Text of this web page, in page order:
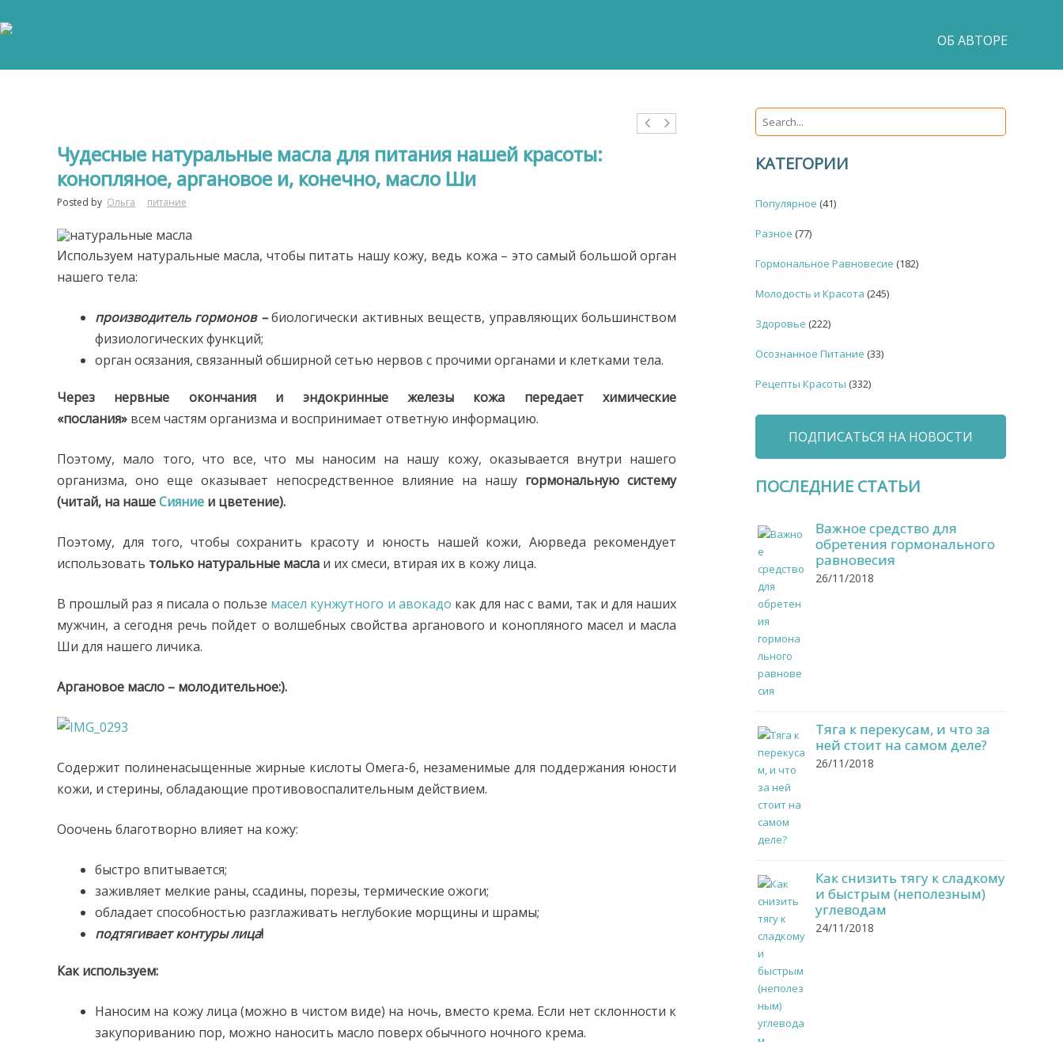
ОБ АВТОРЕ
Чудесные натуральные масла для питания нашей красоты:
конопляное, аргановое и, конечно, масло Ши
Posted by Ольга питание
Используем натуральные масла, чтобы питать нашу кожу, ведь кожа – это самый большой орган
нашего тела:
производитель гормонов –биологически активных веществ, управляющих большинством
физиологических функций;
орган осязания, связанный обширной сетью нервов с прочими органами и клетками тела.
Через нервные окончания и эндокринные железы кожа передает химические
«послания» всем частям организма и воспринимает ответную информацию.
Поэтому, мало того, что все, что мы наносим на нашу кожу, оказывается внутри нашего
организма, оно еще оказывает непосредственное влияние на нашу гормональную систему
(читай, на нашеСияние и цветение).
Поэтому, для того, чтобы сохранить красоту и юность нашей кожи, Аюрведа рекомендует
использовать только натуральные масла и их смеси, втирая их в кожу лица.
В прошлый раз я писала о пользе масел кунжутного и авокадо как для нас с вами, так и для наших
мужчин, а сегодня речь пойдет о волшебных свойства арганового и конопляного масел и масла
Ши для нашего личика.
Аргановое масло – молодительное:).
Содержит полиненасыщенные жирные кислоты Омега-6, незаменимые для поддержания юности
кожи, и стерины, обладающие противовоспалительным действием.
Ооочень благотворно влияет на кожу:
быстро впитывается;
заживляет мелкие раны, ссадины, порезы, термические ожоги;
обладает способностью разглаживать неглубокие морщины и шрамы;
подтягивает контуры лица!
Как используем:
Наносим на кожу лица (можно в чистом виде) на ночь, вместо крема. Если нет склонности к
закупориванию пор, можно наносить масло поверх обычного ночного крема.
КАТЕГОРИИ
Популярное (41)
Разное (77)
Гормональное Равновесие (182)
Молодость и Красота (245)
Здоровье (222)
Осознанное Питание (33)
Рецепты Красоты (332)
ПОДПИСАТЬСЯ НА НОВОСТИ
ПОСЛЕДНИЕ СТАТЬИ
Важное средство для
обретения гормонального
равновесия
26/11/2018
Тяга к перекусам, и что за
ней стоит на самом деле?
26/11/2018
Как снизить тягу к сладкому
и быстрым (неполезным)
углеводам
24/11/2018